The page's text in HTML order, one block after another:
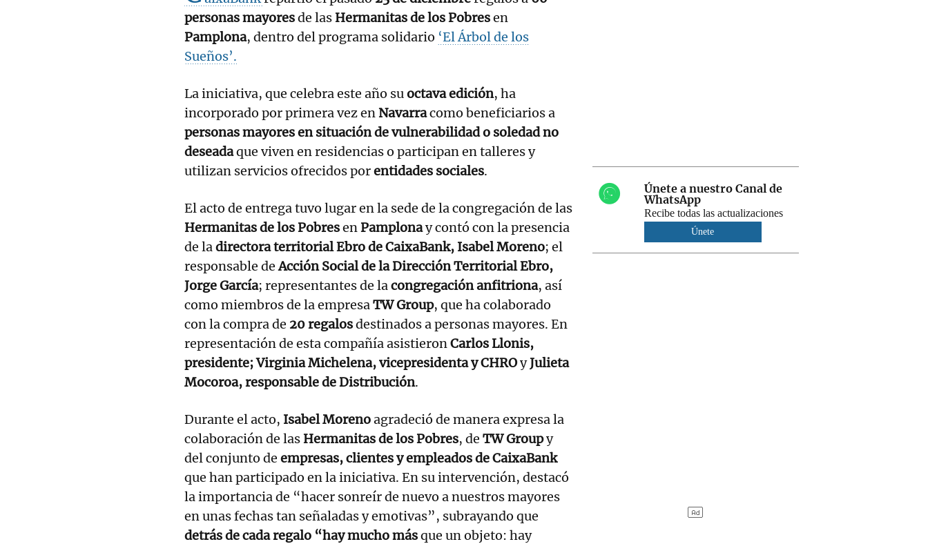
personas mayoresde las Hermanitas de los Pobresen
Pamplona, dentro del programa solidario ‘El Árbol de los
Sueños’.
La iniciativa, que celebra este año suoctava edición, ha
incorporado por primera vez en Navarracomo beneficiarios a
personas mayores en situación de vulnerabilidad o soledad no
deseadaque viven en residencias o participan en talleres y
utilizan servicios ofrecidos porentidades sociales.
El acto de entrega tuvo lugar en la sede de la congregación de las
Hermanitas de los PobresenPamplonay contó con la presencia
de ladirectora territorial Ebro de CaixaBank, Isabel Moreno; el
responsable deAcción Social de la Dirección Territorial Ebro,
Jorge García; representantes de lacongregación anfitriona, así
como miembros de la empresaTW Group, que ha colaborado
con la compra de 20 regalosdestinados a personas mayores. En
representación de esta compañía asistieronCarlos Llonis,
presidente; Virginia Michelena, vicepresidenta y CHROyJulieta
Mocoroa, responsable de Distribución.
Durante el acto, Isabel Morenoagradeció de manera expresa la
colaboración de las Hermanitas de los Pobres, de TW Groupy
del conjunto de empresas, clientes y empleados de CaixaBank
que han participado en la iniciativa. En su intervención, destacó
la importancia de “hacer sonreír de nuevo a nuestros mayores
en unas fechas tan señaladas y emotivas”, subrayando que
detrás de cada regalo “hay mucho másque un objeto: hay
Únete a nuestro Canal de
WhatsApp
Recibe todas las actualizaciones
Únete